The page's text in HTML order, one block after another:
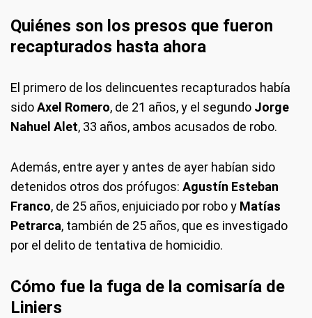
Quiénes son los presos que fueron
recapturados hasta ahora
El primero de los delincuentes recapturados había
sidoAxel Romero, de 21 años, y el segundo Jorge
Nahuel Alet, 33 años, ambos acusados de robo.
Además, entre ayer y antes de ayer habían sido
detenidos otros dos prófugos: Agustín Esteban
Franco, de 25 años, enjuiciado por robo y Matías
Petrarca, también de 25 años, que es investigado
por el delito de tentativa de homicidio.
Cómo fue la fuga de la comisaría de
Liniers